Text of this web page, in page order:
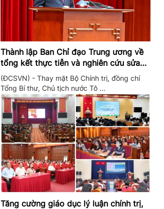
Thành lập Ban Chỉ đạo Trung ương về
tổng kết thực tiễn và nghiên cứu sửa
đổi, bổ sung Điều lệ Đảng
(ĐCSVN) - Thay mặt Bộ Chính trị, đồng chí
Tổng Bí thư, Chủ tịch nước Tô ...
Tăng cường giáo dục lý luận chính trị,